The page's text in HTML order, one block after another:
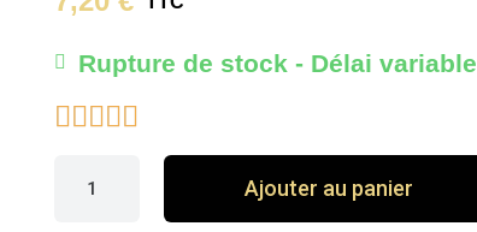
Rupture de stock - Délai variable
    
Ajouter au panier